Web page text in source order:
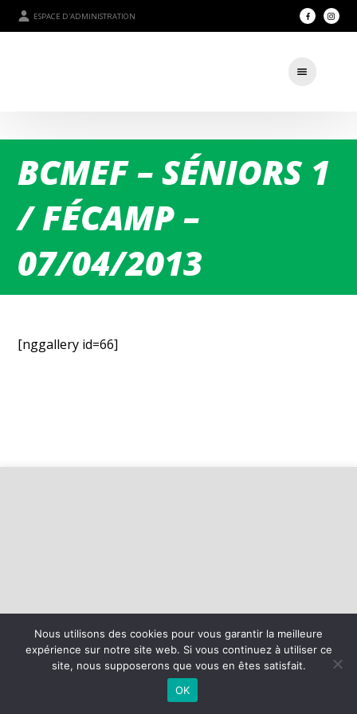
ESPACE D'ADMINISTRATION
BCMEF – SÉNIORS 1
/ FÉCAMP –
07/04/2013
[nggallery id=66]
2026 - Basket Mesnil Franqueville Boos | Site internet réalisé par
MENTIONS LÉGALES
Nous utilisons des cookies pour vous garantir la meilleure
expérience sur notre site web. Si vous continuez à utiliser ce
site, nous supposerons que vous en êtes satisfait.
OK